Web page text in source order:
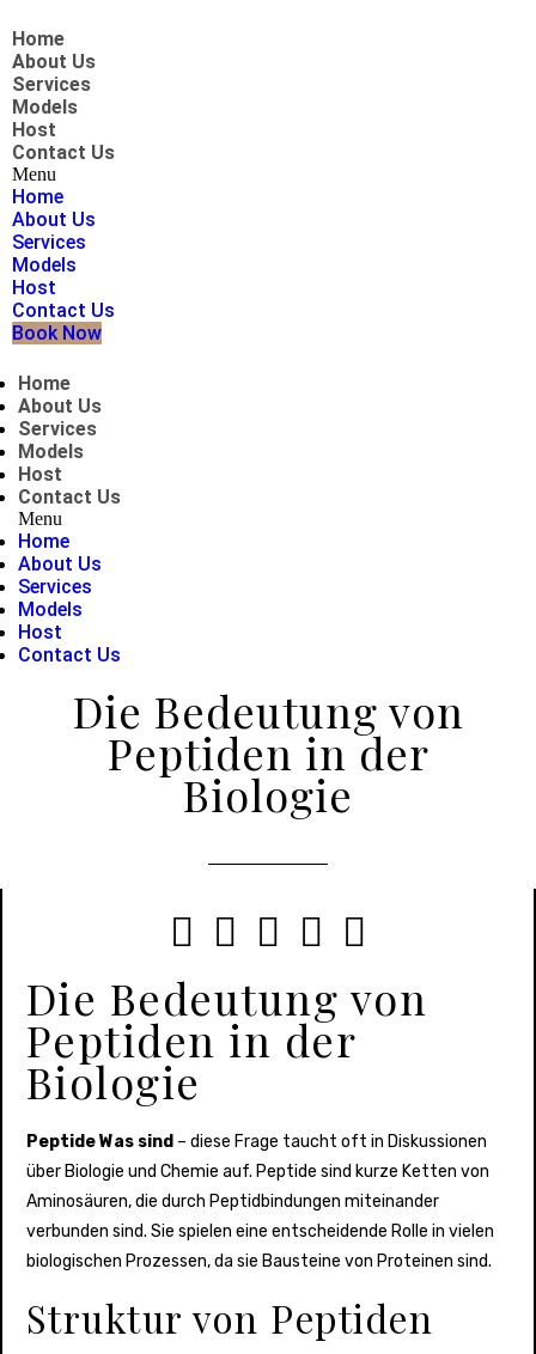
Home
About Us
Services
Models
Host
Contact Us
Menu
Home
About Us
Services
Models
Host
Contact Us
Book Now
Home
About Us
Services
Models
Host
Contact Us
Menu
Home
About Us
Services
Models
Host
Contact Us
Die Bedeutung von
Peptiden in der
Biologie
    
Die Bedeutung von
Peptiden in der
Biologie
Peptide Was sind – diese Frage taucht oft in Diskussionen
über Biologie und Chemie auf. Peptide sind kurze Ketten von
Aminosäuren, die durch Peptidbindungen miteinander
verbunden sind. Sie spielen eine entscheidende Rolle in vielen
biologischen Prozessen, da sie Bausteine von Proteinen sind.
Struktur von Peptiden